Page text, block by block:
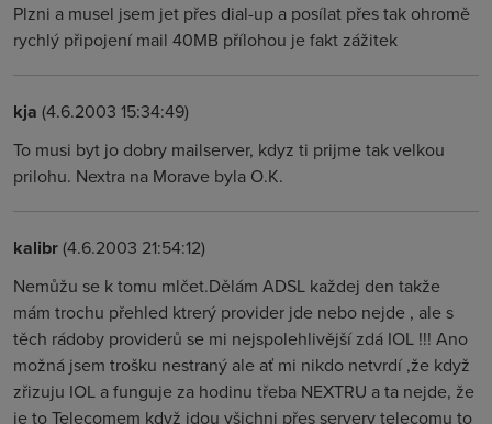
Plzni a musel jsem jet přes dial-up a posílat přes tak ohromě
rychlý připojení mail 40MB přílohou je fakt zážitek
kja (4.6.2003 15:34:49)
To musi byt jo dobry mailserver, kdyz ti prijme tak velkou
prilohu. Nextra na Morave byla O.K.
kalibr(4.6.2003 21:54:12)
Nemůžu se k tomu mlčet.Dělám ADSL každej den takže
mám trochu přehled ktrerý provider jde nebo nejde , ale s
těch rádoby providerů se mi nejspolehlivější zdá IOL !!! Ano
možná jsem trošku nestraný ale ať mi nikdo netvrdí ,že když
zřizuju IOL a funguje za hodinu třeba NEXTRU a ta nejde, že
je to Telecomem když jdou všichni přes servery telecomu to